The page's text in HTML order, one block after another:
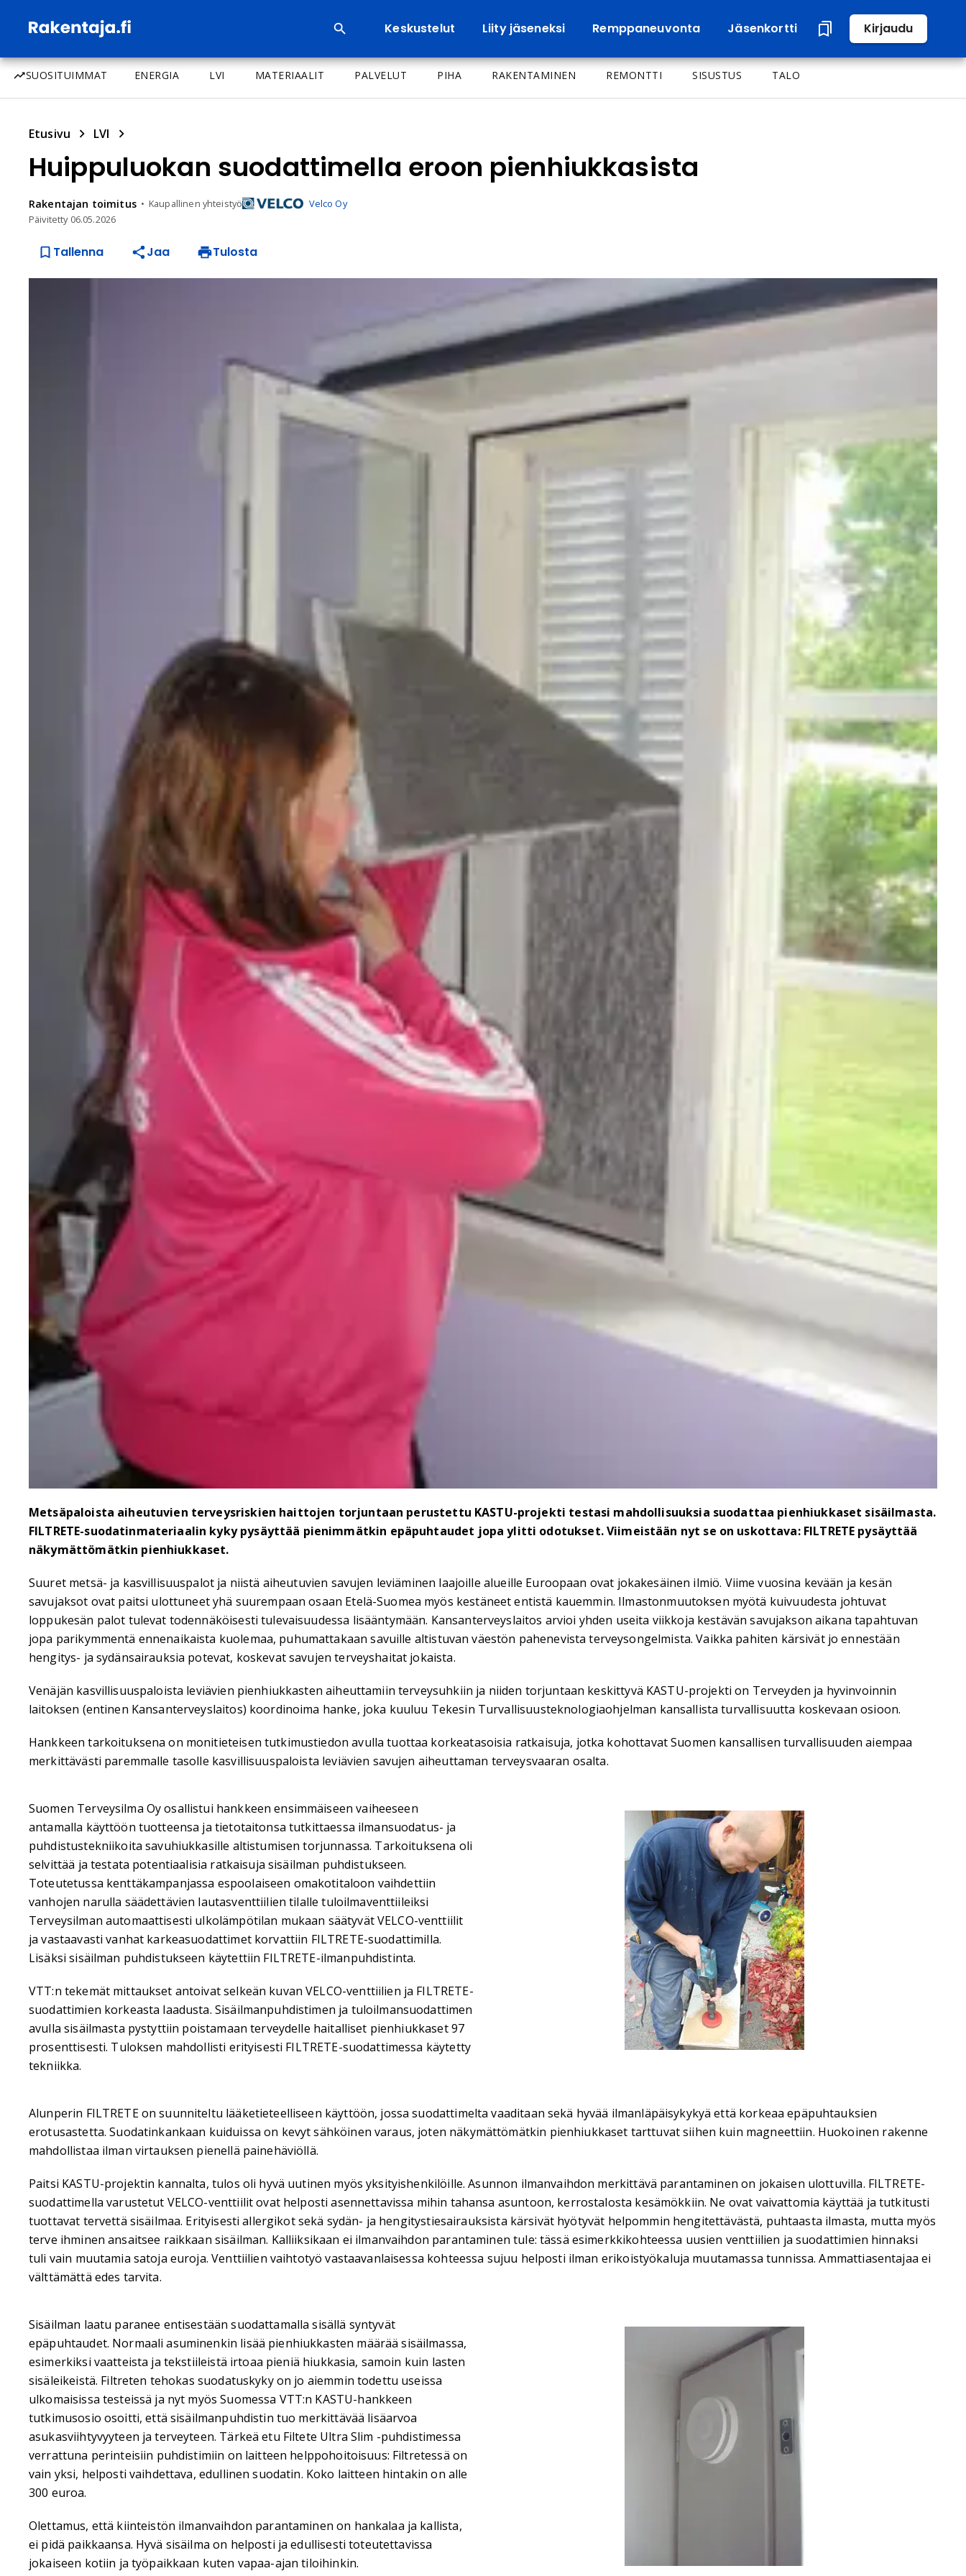
Keskustelut Liity jäseneksi Remppaneuvonta Jäsenkortti Kirjaudu
SUOSITUIMMAT ENERGIA LVI MATERIAALIT PALVELUT PIHA RAKENTAMINEN REMONTTI SISUSTUS TALO
Etusivu LVI
Huippuluokan suodattimella eroon pienhiukkasista
Rakentajan toimitus Kaupallinen yhteistyö
Velco Oy
Päivitetty 06.05.2026
Tallenna Jaa Tulosta
Metsäpaloista aiheutuvien terveysriskien haittojen torjuntaan perustettu KASTU-projekti testasi mahdollisuuksia suodattaa pienhiukkaset sisäilmasta.
FILTRETE-suodatinmateriaalin kyky pysäyttää pienimmätkin epäpuhtaudet jopa ylitti odotukset. Viimeistään nyt se on uskottava: FILTRETE pysäyttää
näkymättömätkin pienhiukkaset.
Suuret metsä- ja kasvillisuuspalot ja niistä aiheutuvien savujen leviäminen laajoille alueille Euroopaan ovat jokakesäinen ilmiö. Viime vuosina kevään ja kesän
savujaksot ovat paitsi ulottuneet yhä suurempaan osaan Etelä-Suomea myös kestäneet entistä kauemmin. Ilmastonmuutoksen myötä kuivuudesta johtuvat
loppukesän palot tulevat todennäköisesti tulevaisuudessa lisääntymään. Kansanterveyslaitos arvioi yhden useita viikkoja kestävän savujakson aikana tapahtuvan
jopa parikymmentä ennenaikaista kuolemaa, puhumattakaan savuille altistuvan väestön pahenevista terveysongelmista. Vaikka pahiten kärsivät jo ennestään
hengitys- ja sydänsairauksia potevat, koskevat savujen terveyshaitat jokaista.
Venäjän kasvillisuuspaloista leviävien pienhiukkasten aiheuttamiin terveysuhkiin ja niiden torjuntaan keskittyvä KASTU-projekti on Terveyden ja hyvinvoinnin
laitoksen (entinen Kansanterveyslaitos) koordinoima hanke, joka kuuluu Tekesin Turvallisuusteknologiaohjelman kansallista turvallisuutta koskevaan osioon.
Hankkeen tarkoituksena on monitieteisen tutkimustiedon avulla tuottaa korkeatasoisia ratkaisuja, jotka kohottavat Suomen kansallisen turvallisuuden aiempaa
merkittävästi paremmalle tasolle kasvillisuuspaloista leviävien savujen aiheuttaman terveysvaaran osalta.
Suomen Terveysilma Oy osallistui hankkeen ensimmäiseen vaiheeseen
antamalla käyttöön tuotteensa ja tietotaitonsa tutkittaessa ilmansuodatus- ja
puhdistustekniikoita savuhiukkasille altistumisen torjunnassa. Tarkoituksena oli
selvittää ja testata potentiaalisia ratkaisuja sisäilman puhdistukseen.
Toteutetussa kenttäkampanjassa espoolaiseen omakotitaloon vaihdettiin
vanhojen narulla säädettävien lautasventtiilien tilalle tuloilmaventtiileiksi
Terveysilman automaattisesti ulkolämpötilan mukaan säätyvät VELCO-venttiilit
ja vastaavasti vanhat karkeasuodattimet korvattiin FILTRETE-suodattimilla.
Lisäksi sisäilman puhdistukseen käytettiin FILTRETE-ilmanpuhdistinta.
VTT:n tekemät mittaukset antoivat selkeän kuvan VELCO-venttiilien ja FILTRETE-
suodattimien korkeasta laadusta. Sisäilmanpuhdistimen ja tuloilmansuodattimen
avulla sisäilmasta pystyttiin poistamaan terveydelle haitalliset pienhiukkaset 97
prosenttisesti. Tuloksen mahdollisti erityisesti FILTRETE-suodattimessa käytetty
tekniikka.
Alunperin FILTRETE on suunniteltu lääketieteelliseen käyttöön, jossa suodattimelta vaaditaan sekä hyvää ilmanläpäisykykyä että korkeaa epäpuhtauksien
erotusastetta. Suodatinkankaan kuiduissa on kevyt sähköinen varaus, joten näkymättömätkin pienhiukkaset tarttuvat siihen kuin magneettiin. Huokoinen rakenne
mahdollistaa ilman virtauksen pienellä painehäviöllä.
Paitsi KASTU-projektin kannalta, tulos oli hyvä uutinen myös yksityishenkilöille. Asunnon ilmanvaihdon merkittävä parantaminen on jokaisen ulottuvilla. FILTRETE-
suodattimella varustetut VELCO-venttiilit ovat helposti asennettavissa mihin tahansa asuntoon, kerrostalosta kesämökkiin. Ne ovat vaivattomia käyttää ja tutkitusti
tuottavat tervettä sisäilmaa. Erityisesti allergikot sekä sydän- ja hengitystiesairauksista kärsivät hyötyvät helpommin hengitettävästä, puhtaasta ilmasta, mutta myös
terve ihminen ansaitsee raikkaan sisäilman. Kalliiksikaan ei ilmanvaihdon parantaminen tule: tässä esimerkkikohteessa uusien venttiilien ja suodattimien hinnaksi
tuli vain muutamia satoja euroja. Venttiilien vaihtotyö vastaavanlaisessa kohteessa sujuu helposti ilman erikoistyökaluja muutamassa tunnissa. Ammattiasentajaa ei
välttämättä edes tarvita.
Sisäilman laatu paranee entisestään suodattamalla sisällä syntyvät
epäpuhtaudet. Normaali asuminenkin lisää pienhiukkasten määrää sisäilmassa,
esimerkiksi vaatteista ja tekstiileistä irtoaa pieniä hiukkasia, samoin kuin lasten
sisäleikeistä. Filtreten tehokas suodatuskyky on jo aiemmin todettu useissa
ulkomaisissa testeissä ja nyt myös Suomessa VTT:n KASTU-hankkeen
tutkimusosio osoitti, että sisäilmanpuhdistin tuo merkittävää lisäarvoa
asukasviihtyvyyteen ja terveyteen. Tärkeä etu Filtete Ultra Slim -puhdistimessa
verrattuna perinteisiin puhdistimiin on laitteen helppohoitoisuus: Filtretessä on
vain yksi, helposti vaihdettava, edullinen suodatin. Koko laitteen hintakin on alle
300 euroa.
Olettamus, että kiinteistön ilmanvaihdon parantaminen on hankalaa ja kallista,
ei pidä paikkaansa. Hyvä sisäilma on helposti ja edullisesti toteutettavissa
jokaiseen kotiin ja työpaikkaan kuten vapaa-ajan tiloihinkin.